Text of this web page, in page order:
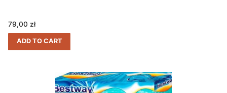
79,00 zł
ADD TO CART